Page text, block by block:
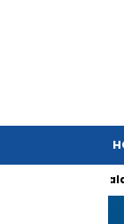
Perjalanan ke